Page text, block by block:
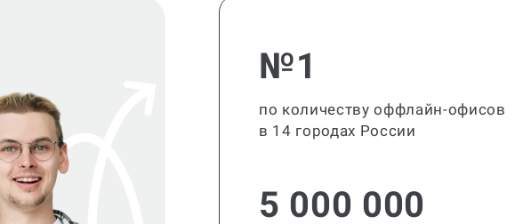
№1
по количеству оффлайн-офисов
в 14 городах России
5 000 000